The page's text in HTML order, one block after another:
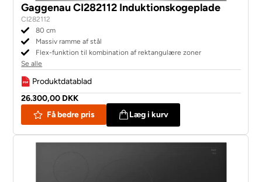
Gaggenau CI282112 Induktionskogeplade
CI282112
80 cm
Massiv ramme af stål
Flex-funktion til kombination af rektangulære zoner
Se alle
Produktdatablad
26.300,00 DKK
Få bedre pris
Læg i kurv